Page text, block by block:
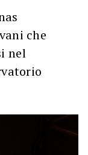
che
nel